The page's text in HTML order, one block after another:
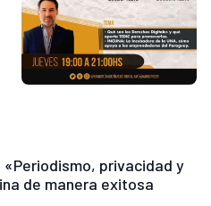
privacidad y
de manera exitosa